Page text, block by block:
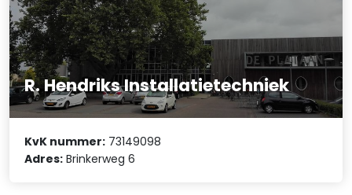
R. Hendriks Installatietechniek
KvK nummer: 73149098
Adres: Brinkerweg 6